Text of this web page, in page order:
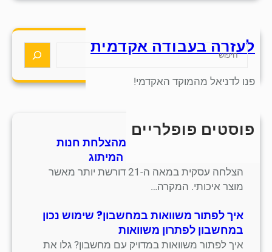
h
לעזרה בעבודה אקדמית
פנו לדניאל מהמוקד האקדמי!
S
a
פוסטים פופלריים
חמש אסטרטגיות למידה מהצלחת חנות
סנדלים מסורתית בתחום המיתוג
הצלחה עסקית במאה ה-21 דורשת יותר מאשר
מוצר איכותי. המקרה…
איך לפתור משוואות במחשבון? שימוש נכון
במחשבון לפתרון משוואות
איך לפתור משוואות במדויק עם מחשבון? גלו את